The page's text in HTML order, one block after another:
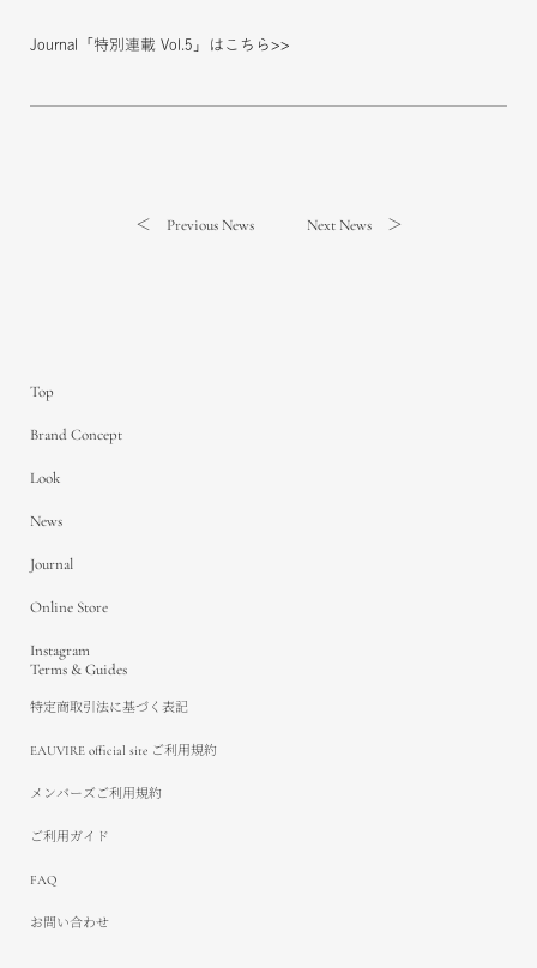
Journal「特別連載 Vol.5」はこちら>>
＜ Previous News Next News ＞
Top
Brand Concept
Look
News
Journal
Online Store
Instagram
Terms & Guides
特定商取引法に基づく表記
EAUVIRE official site ご利用規約
メンバーズご利用規約
ご利用ガイド
FAQ
お問い合わせ